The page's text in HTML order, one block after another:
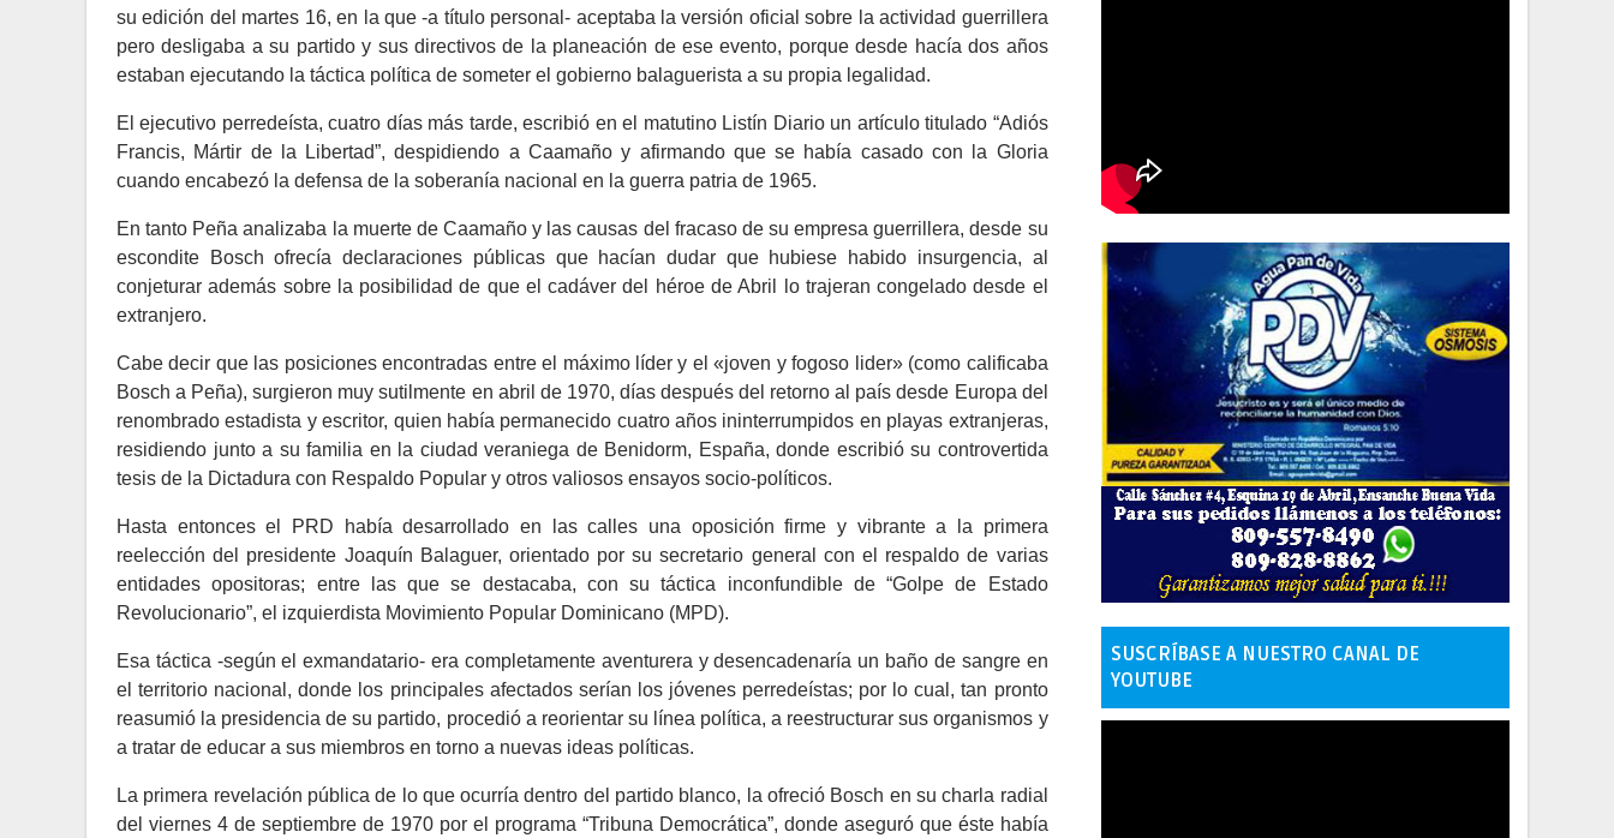
su edición del martes 16, en la que -a título personal- aceptaba la versión oficial sobre la actividad guerrillera
pero desligaba a su partido y sus directivos de la planeación de ese evento, porque desde hacía dos años
estaban ejecutando la táctica política de someter el gobierno balaguerista a su propia legalidad.
El ejecutivo perredeísta, cuatro días más tarde, escribió en el matutino Listín Diario un artículo titulado “Adiós
Francis, Mártir de la Libertad”, despidiendo a Caamaño y afirmando que se había casado con la Gloria
cuando encabezó la defensa de la soberanía nacional en la guerra patria de 1965.
En tanto Peña analizaba la muerte de Caamaño y las causas del fracaso de su empresa guerrillera, desde su
escondite Bosch ofrecía declaraciones públicas que hacían dudar que hubiese habido insurgencia, al
conjeturar además sobre la posibilidad de que el cadáver del héroe de Abril lo trajeran congelado desde el
extranjero.
Cabe decir que las posiciones encontradas entre el máximo líder y el «joven y fogoso lider» (como calificaba
Bosch a Peña), surgieron muy sutilmente en abril de 1970, días después del retorno al país desde Europa del
renombrado estadista y escritor, quien había permanecido cuatro años ininterrumpidos en playas extranjeras,
residiendo junto a su familia en la ciudad veraniega de Benidorm, España, donde escribió su controvertida
tesis de la Dictadura con Respaldo Popular y otros valiosos ensayos socio-políticos.
Hasta entonces el PRD había desarrollado en las calles una oposición firme y vibrante a la primera
reelección del presidente Joaquín Balaguer, orientado por su secretario general con el respaldo de varias
entidades opositoras; entre las que se destacaba, con su táctica inconfundible de “Golpe de Estado
Revolucionario”, el izquierdista Movimiento Popular Dominicano (MPD).
Esa táctica -según el exmandatario- era completamente aventurera y desencadenaría un baño de sangre en
el territorio nacional, donde los principales afectados serían los jóvenes perredeístas; por lo cual, tan pronto
reasumió la presidencia de su partido, procedió a reorientar su línea política, a reestructurar sus organismos y
a tratar de educar a sus miembros en torno a nuevas ideas políticas.
La primera revelación pública de lo que ocurría dentro del partido blanco, la ofreció Bosch en su charla radial
del viernes 4 de septiembre de 1970 por el programa “Tribuna Democrática”, donde aseguró que éste había
SUSCRÍBASE A NUESTRO CANAL DE
YOUTUBE